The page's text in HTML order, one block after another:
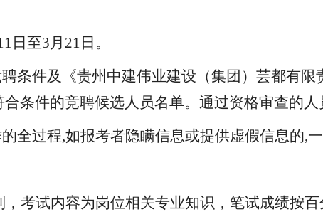
日至3月 21 日。
条件及《贵州中建伟业建设（集团）芸都有
条件的竞聘候选人员名单。通过资格审查的人
全过程,如报考者隐瞒信息或提供虚假信息的,
考试内容为岗位相关专业知识，笔试成绩按百